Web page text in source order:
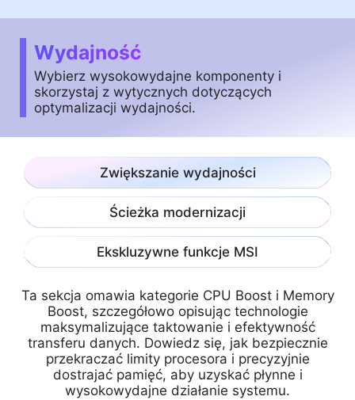
Wydajność
Wybierz wysokowydajne komponenty i
skorzystaj z wytycznych dotyczących
optymalizacji wydajności.
Zwiększanie wydajności
Ścieżka modernizacji
Ekskluzywne funkcje MSI
Ta sekcja omawia kategorie CPU Boost i Memory
Boost, szczegółowo opisując technologie
maksymalizujące taktowanie i efektywność
transferu danych. Dowiedz się, jak bezpiecznie
przekraczać limity procesora i precyzyjnie
dostrajać pamięć, aby uzyskać płynne i
wysokowydajne działanie systemu.